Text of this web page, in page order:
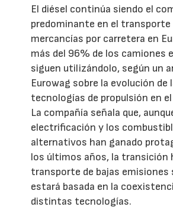
El diésel continúa siendo el
predominante en el transporte
mercancías por carretera en
más del 96% de los camiones
siguen utilizándolo, según un
Eurowag sobre la evolución de
tecnologías de propulsión en
La compañía señala que,
electrificación y los
alternativos han ganado
los últimos años, la transición
transporte de bajas emisiones
estará basada en la
distintas tecnologías.